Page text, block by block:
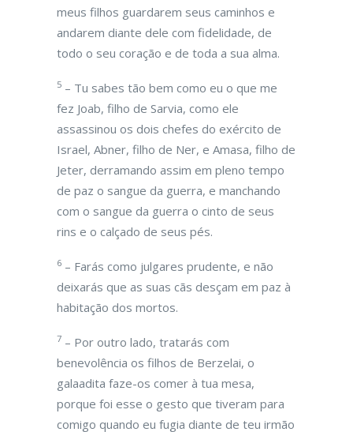
meus filhos guardarem seus caminhos e
andarem diante dele com fidelidade, de
todo o seu coração e de toda a sua alma.
5 – Tu sabes tão bem como eu o que me
fez Joab, filho de Sarvia, como ele
assassinou os dois chefes do exército de
Israel, Abner, filho de Ner, e Amasa, filho de
Jeter, derramando assim em pleno tempo
de paz o sangue da guerra, e manchando
com o sangue da guerra o cinto de seus
rins e o calçado de seus pés.
6 – Farás como julgares prudente, e não
deixarás que as suas cãs desçam em paz à
habitação dos mortos.
7 – Por outro lado, tratarás com
benevolência os filhos de Berzelai, o
galaadita faze-os comer à tua mesa,
porque foi esse o gesto que tiveram para
comigo quando eu fugia diante de teu irmão